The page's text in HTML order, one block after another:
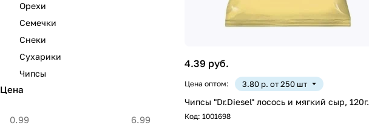
4.39 руб.
Цена оптом: 3.80 р. от 250 шт
Чипсы "Dr.Diesel" лосось и мягкий сыр, 120г.
Код: 1001698
Орехи
Семечки
Снеки
Сухарики
Чипсы
Цена